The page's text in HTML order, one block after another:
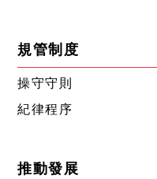
規管制度
操守守則
紀律程序
推動發展